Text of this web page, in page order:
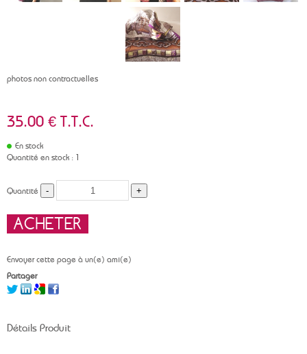
photos non contractuelles
35.00 € T.T.C.
En stock
Quantité en stock : 1
Quantité
Envoyer cette page à un(e) ami(e)
Partager
Détails Produit